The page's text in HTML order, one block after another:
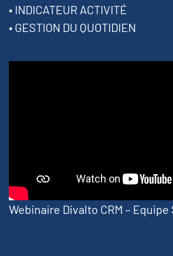
• INDICATEUR ACTIVITÉ
• GESTION DU QUOTIDIEN
Webinaire Divalto CRM –